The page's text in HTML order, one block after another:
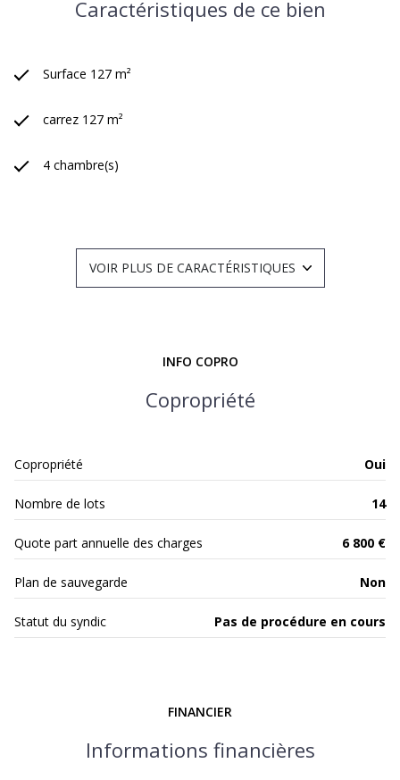
Caractéristiques de ce bien
Surface 127 m²
carrez 127 m²
4 chambre(s)
6 étage(s)
cave
interphone
VOIR PLUS DE CARACTÉRISTIQUES
INFO COPRO
Copropriété
Copropriété Oui
Nombre de lots 14
Quote part annuelle des charges 6 800 €
Plan de sauvegarde Non
Statut du syndic Pas de procédure en cours
FINANCIER
Informations financières